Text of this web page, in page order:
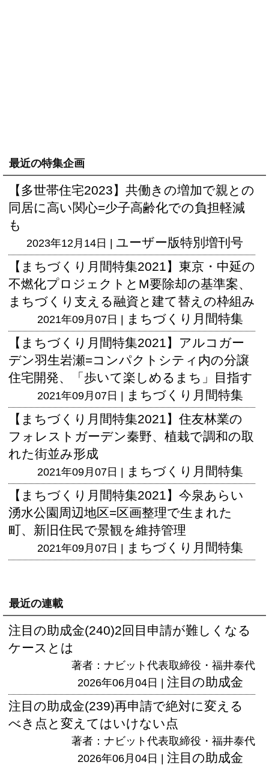
最近の特集企画
【多世帯住宅2023】共働きの増加で親との
同居に高い関心=少子高齢化での負担軽減
も
2023年12月14日 | ユーザー版特別増刊号
【まちづくり月間特集2021】東京・中延の
不燃化プロジェクトとM要除却の基準案、
まちづくり支える融資と建て替えの枠組み
2021年09月07日 |
まちづくり月間特集
【まちづくり月間特集2021】アルコガー
デン羽生岩瀬=コンパクトシティ内の分譲
住宅開発、「歩いて楽しめるまち」目指す
2021年09月07日 |
まちづくり月間特集
【まちづくり月間特集2021】住友林業の
フォレストガーデン秦野、植栽で調和の取
れた街並み形成
2021年09月07日 |
まちづくり月間特集
【まちづくり月間特集2021】今泉あらい
湧水公園周辺地区=区画整理で生まれた
町、新旧住民で景観を維持管理
2021年09月07日 | まちづくり月間特集
最近の連載
注目の助成金(240)2回目申請が難しくなる
ケースとは
著者：ナビット代表取締役・福井泰代
2026年06月04日 | 注目の助成金
注目の助成金(239)再申請で絶対に変える
べき点と変えてはいけない点
著者：ナビット代表取締役・福井泰代
2026年06月04日 | 注目の助成金